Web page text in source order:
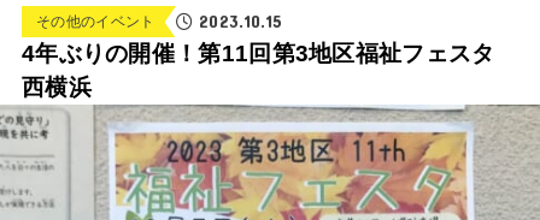
その他のイベント 2023.10.15
4年ぶりの開催！第11回第3地区福祉フェスタ
西横浜